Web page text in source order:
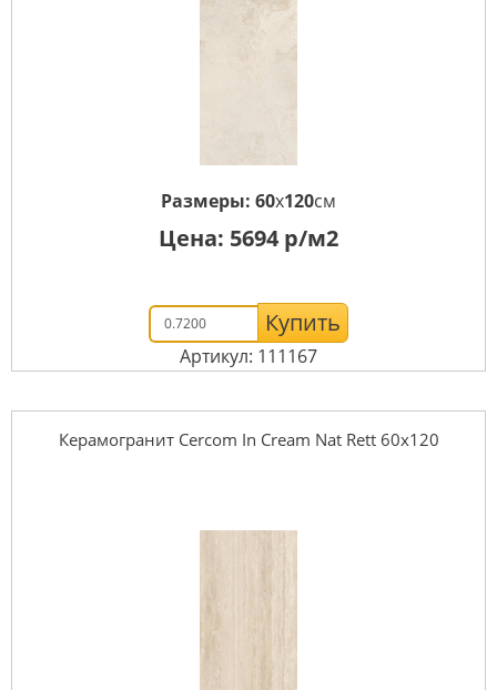
Размеры: 60x120см
Цена: 5694 р/м2
Купить
Артикул: 111167
Керамогранит Cercom In Cream Nat Rett 60х120